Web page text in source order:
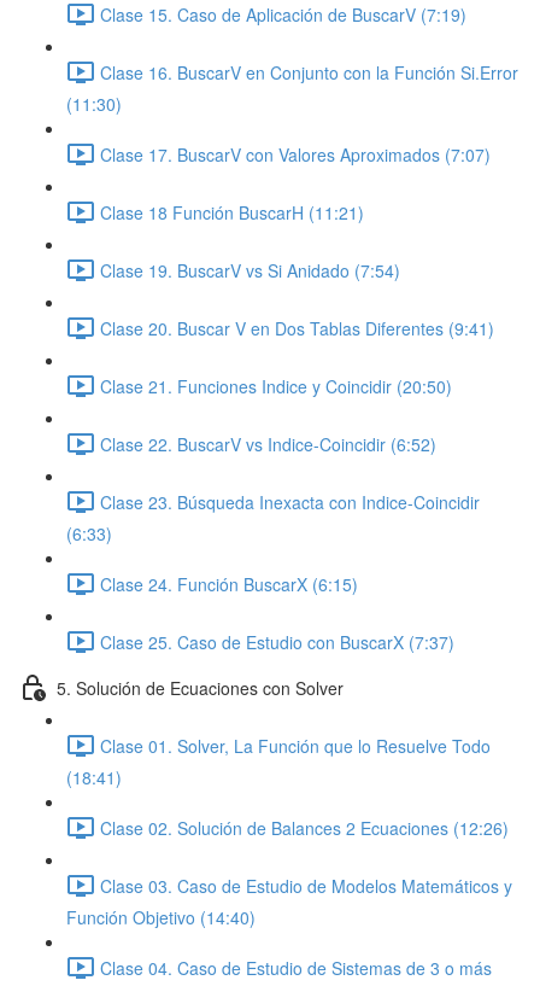
Clase 15. Caso de Aplicación de BuscarV (7:19)
Clase 16. BuscarV en Conjunto con la Función Si.Error
(11:30)
Clase 17. BuscarV con Valores Aproximados (7:07)
Clase 18 Función BuscarH (11:21)
Clase 19. BuscarV vs Si Anidado (7:54)
Clase 20. Buscar V en Dos Tablas Diferentes (9:41)
Clase 21. Funciones Indice y Coincidir (20:50)
Clase 22. BuscarV vs Indice-Coincidir (6:52)
Clase 23. Búsqueda Inexacta con Indice-Coincidir
(6:33)
Clase 24. Función BuscarX (6:15)
Clase 25. Caso de Estudio con BuscarX (7:37)
5. Solución de Ecuaciones con Solver
Clase 01. Solver, La Función que lo Resuelve Todo
(18:41)
Clase 02. Solución de Balances 2 Ecuaciones (12:26)
Clase 03. Caso de Estudio de Modelos Matemáticos y
Función Objetivo (14:40)
Clase 04. Caso de Estudio de Sistemas de 3 o más